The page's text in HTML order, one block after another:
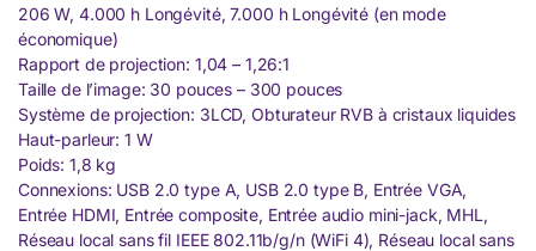
206 W, 4.000 h Longévité, 7.000 h Longévité (en mode
économique)
Rapport de projection: 1,04 – 1,26:1
Taille de l’image: 30 pouces – 300 pouces
Système de projection: 3LCD, Obturateur RVB à cristaux liquides
Haut-parleur: 1 W
Poids: 1,8 kg
Connexions: USB 2.0 type A, USB 2.0 type B, Entrée VGA,
Entrée HDMI, Entrée composite, Entrée audio mini-jack, MHL,
Réseau local sans fil IEEE 802.11b/g/n (WiFi 4), Réseau local sans